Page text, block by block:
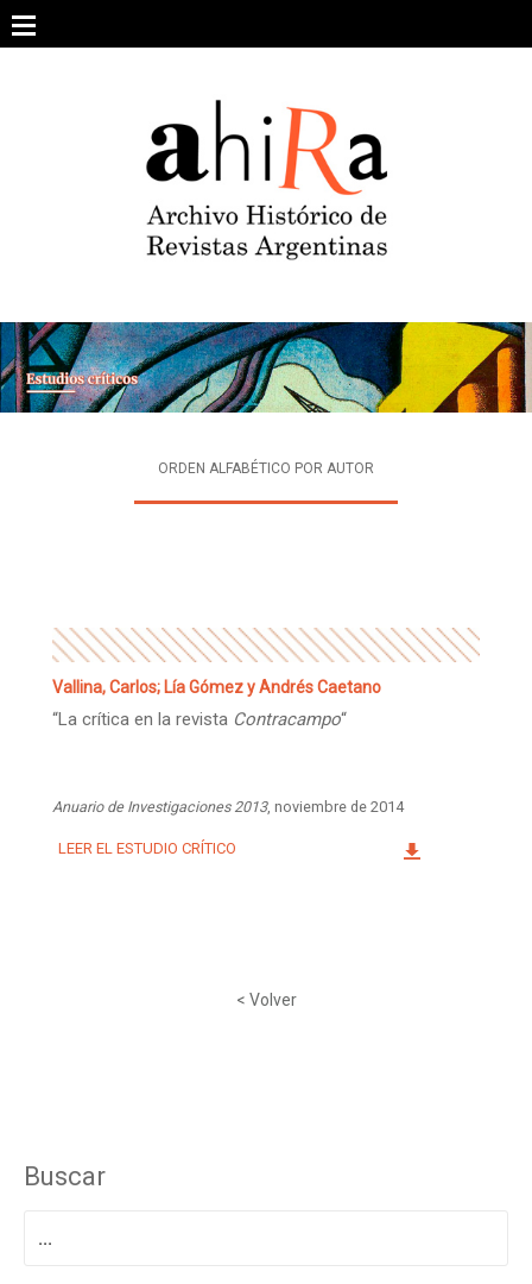
content
ARCHIVO DE REVISTAS
ESTUDIOS CRÍTICOS
INTEGRANTES
ORDEN ALFABÉTICO POR AUTOR
Vallina, Carlos; Lía Gómez y Andrés Caetano
“La crítica en la revista Contracampo“
Anuario de Investigaciones 2013, noviembre de 2014
LEER EL ESTUDIO CRÍTICO
< Volver
Buscar